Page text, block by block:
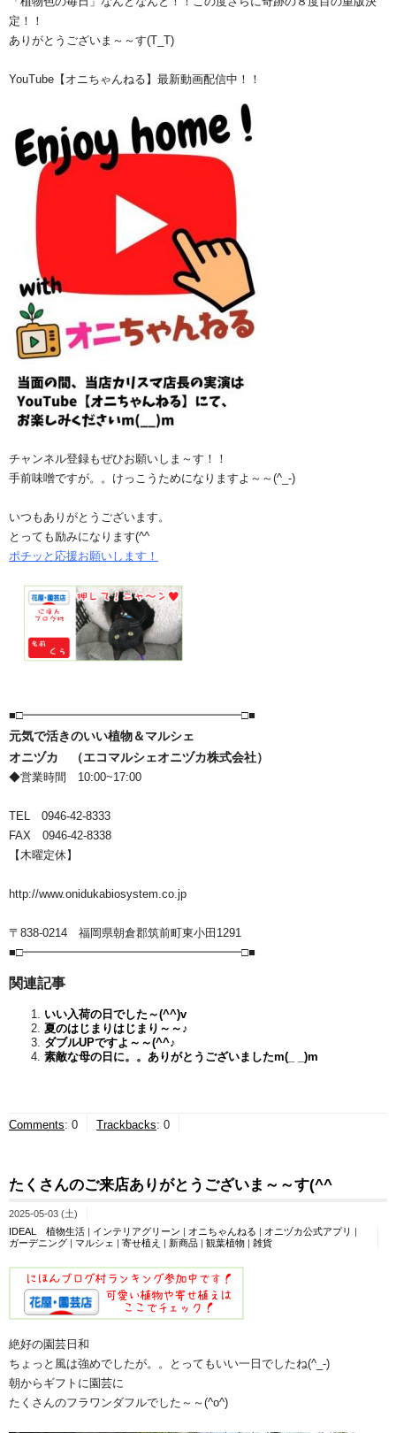
定！！
ありがとうございま～～す(T_T)
YouTube【オニちゃんねる】最新動画配信中！！
チャンネル登録もぜひお願いしま～す！！
手前味噌ですが。。けっこうためになりますよ～～(^_-)
いつもありがとうございます。
とっても励みになります(^^ゞ
ポチッと応援お願いします！
■□━━━━━━━━━━━━━━━━━━━□■
元気で活きのいい植物＆マルシェ
オニヅカ （エコマルシェオニヅカ株式会社）
◆営業時間 10:00~17:00
TEL 0946-42-8333
FAX 0946-42-8338
【木曜定休】
http://www.onidukabiosystem.co.jp
〒838-0214 福岡県朝倉郡筑前町東小田1291
■□━━━━━━━━━━━━━━━━━━━□■
関連記事
いい入荷の日でした～(^^)v
夏のはじまりはじまり～～♪
ダブルUPですよ～～(^^♪
素敵な母の日に。。ありがとうございましたm(_ _)m
Comments: 0 Trackbacks: 0
たくさんのご来店ありがとうございま～～す(^^ゞ
2025-05-03 (土)
IDEAL 植物生活 | インテリアグリーン | オニちゃんねる | オニヅカ公式アプリ |
ガーデニング | マルシェ | 寄せ植え | 新商品 | 観葉植物 | 雑貨
絶好の園芸日和
ちょっと風は強めでしたが。。とってもいい一日でしたね(^_-)
朝からギフトに園芸に
たくさんのフラワンダフルでした～～(^o^)